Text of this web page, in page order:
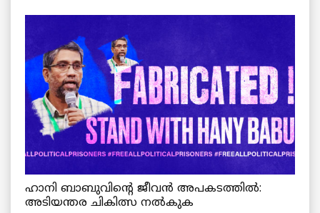
ഹാനി ബാബുവിന്റെ ജീവൻ അപകടത്തിൽ:
അടിയന്തര ചികിത്സ നൽകുക